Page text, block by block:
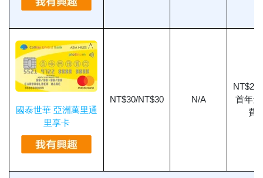
國泰世華 亞洲萬里通
里享卡
NT$30/NT$30 N/A
首年
費